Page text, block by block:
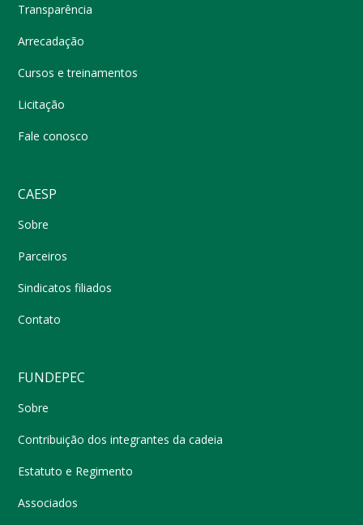
Transparência
Arrecadação
Cursos e treinamentos
Licitação
Fale conosco
CAESP
Sobre
Parceiros
Sindicatos filiados
Contato
FUNDEPEC
Sobre
Contribuição dos integrantes da cadeia
Estatuto e Regimento
Associados